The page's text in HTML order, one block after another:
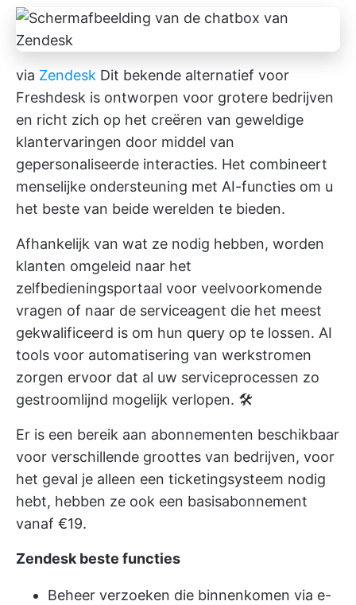
via Zendesk Dit bekende alternatief voor
Freshdesk is ontworpen voor grotere bedrijven
en richt zich op het creëren van geweldige
klantervaringen door middel van
gepersonaliseerde interacties. Het combineert
menselijke ondersteuning met AI-functies om u
het beste van beide werelden te bieden.
Afhankelijk van wat ze nodig hebben, worden
klanten omgeleid naar het
zelfbedieningsportaal voor veelvoorkomende
vragen of naar de serviceagent die het meest
gekwalificeerd is om hun query op te lossen. AI
tools voor automatisering van werkstromen
zorgen ervoor dat al uw serviceprocessen zo
gestroomlijnd mogelijk verlopen. 🛠️
Er is een bereik aan abonnementen beschikbaar
voor verschillende groottes van bedrijven, voor
het geval je alleen een ticketingsysteem nodig
hebt, hebben ze ook een basisabonnement
vanaf €19.
Zendesk beste functies
Beheer verzoeken die binnenkomen via e-